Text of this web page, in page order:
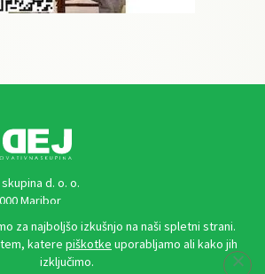
d. o. o.
Maribor
za najboljšo izkušnjo na naši spletni strani.
katere piškotke uporabljamo ali kako jih
izključimo.